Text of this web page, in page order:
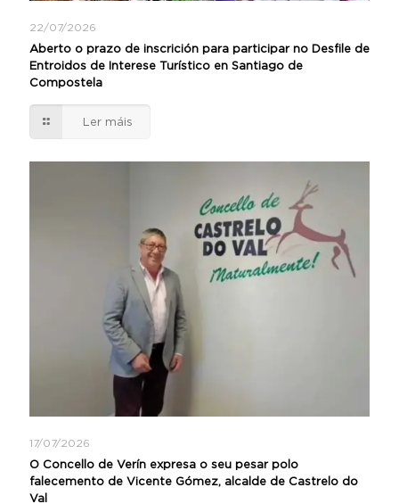
22/07/2026
Aberto o prazo de inscrición para participar no Desfile de
Entroidos de Interese Turístico en Santiago de
Compostela
Ler máis
17/07/2026
O Concello de Verín expresa o seu pesar polo
falecemento de Vicente Gómez, alcalde de Castrelo do
Val